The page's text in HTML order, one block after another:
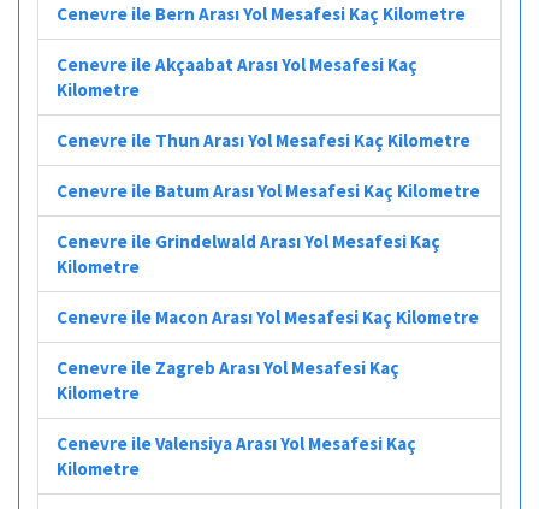
Cenevre ile Bern Arası Yol Mesafesi Kaç Kilometre
Cenevre ile Akçaabat Arası Yol Mesafesi Kaç
Kilometre
Cenevre ile Thun Arası Yol Mesafesi Kaç Kilometre
Cenevre ile Batum Arası Yol Mesafesi Kaç Kilometre
Cenevre ile Grindelwald Arası Yol Mesafesi Kaç
Kilometre
Cenevre ile Macon Arası Yol Mesafesi Kaç Kilometre
Cenevre ile Zagreb Arası Yol Mesafesi Kaç
Kilometre
Cenevre ile Valensiya Arası Yol Mesafesi Kaç
Kilometre